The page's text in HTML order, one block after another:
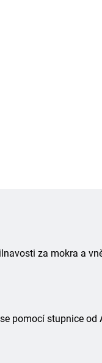
za mokra a
pomocí stupnice od